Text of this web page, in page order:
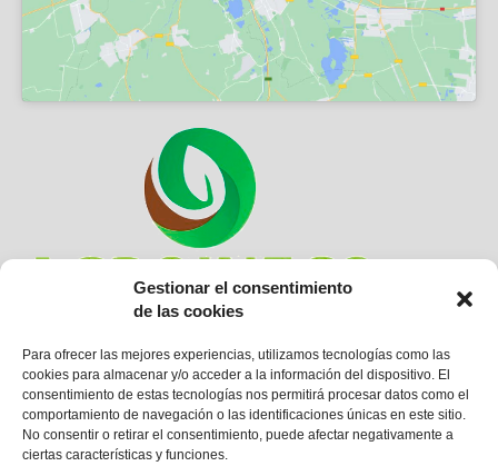
Gestionar el consentimiento
de las cookies
Para ofrecer las mejores experiencias, utilizamos tecnologías como las
cookies para almacenar y/o acceder a la información del dispositivo. El
consentimiento de estas tecnologías nos permitirá procesar datos como el
comportamiento de navegación o las identificaciones únicas en este sitio.
No consentir o retirar el consentimiento, puede afectar negativamente a
ciertas características y funciones.
C. Real de Arriba, 21, 47164
Santiago del Arroyo, Valladolid
TELÉFONO:
659 05 15 23